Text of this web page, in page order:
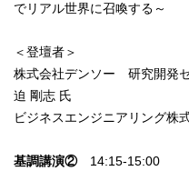
でリアル世界に召喚する～
＜登壇者＞
株式会社デンソー 研究開発
迫 剛志 氏
ビジネスエンジニアリング
基調講演②14:15-15:00